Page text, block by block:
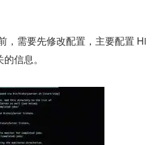
，需要先修改配置，主要配置 Hi
信息。